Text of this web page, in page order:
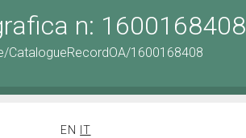
n: 1600168408
1600168408
EN
IT